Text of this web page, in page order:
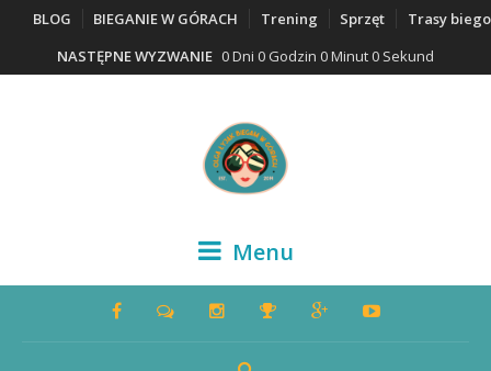
BLOG BIEGANIE W GÓRACH Trening Sprzęt
Trasy
NASTĘPNE WYZWANIE 0 Dni 0 Godzin 0 Minut 0 Sekund
Menu